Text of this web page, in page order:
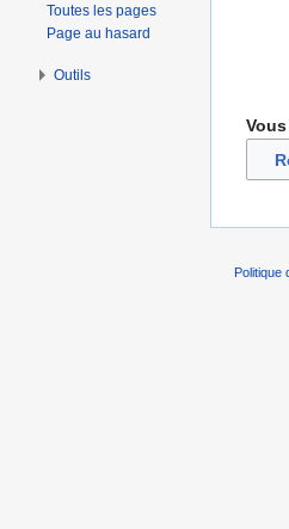
Toutes les pages
Page au hasard
Outils
Politique